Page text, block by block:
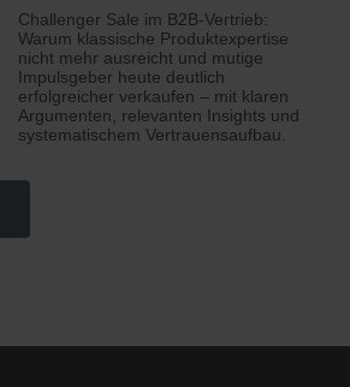
Challenger Sale im B2B-Vertrieb:
Warum klassische Produktexpertise
nicht mehr ausreicht und mutige
Impulsgeber heute deutlich
erfolgreicher verkaufen – mit klaren
Argumenten, relevanten Insights und
systematischem Vertrauensaufbau.